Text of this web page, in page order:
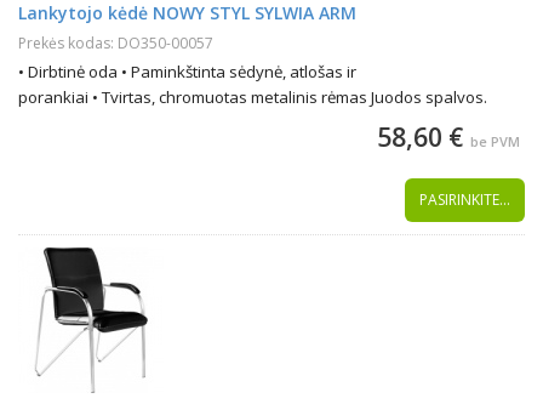
Lankytojo kėdė NOWY STYL SYLWIA ARM
Prekės kodas: DO350-00057
• Dirbtinė oda • Paminkštinta sėdynė, atlošas ir
porankiai • Tvirtas, chromuotas metalinis rėmas Juodos spalvos.
58,60 € be PVM
PASIRINKITE...